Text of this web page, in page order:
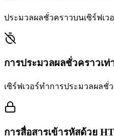
ประมวลผลชั่วคราวบนเซิร์ฟเ
การประมวลผลชั่วคราวเท่
เซิร์ฟเวอร์ทำการประมวลผล
การสื่อสารเข้ารหัสด้วย